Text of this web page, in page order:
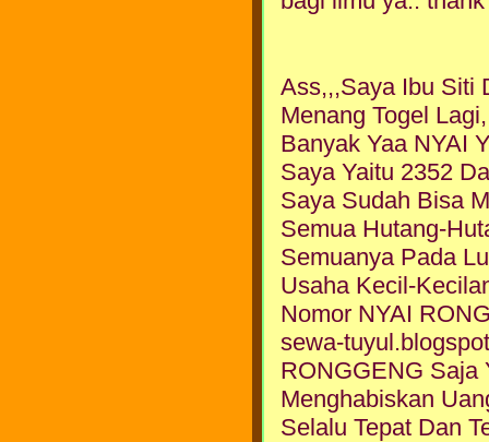
Ass,,,Saya Ibu Siti
Menang Togel
Banyak Yaa NYAI
Saya Yaitu 2352
Saya Sudah Bisa
Semua Hutang-
Semuanya Pada
Usaha Kecil-
Nomor NYAI
sewa-
RONGGENG Saja
Menghabiskan
Selalu Tepat Dan